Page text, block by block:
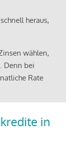
heraus,
wählen,
Denn bei
Rate
in